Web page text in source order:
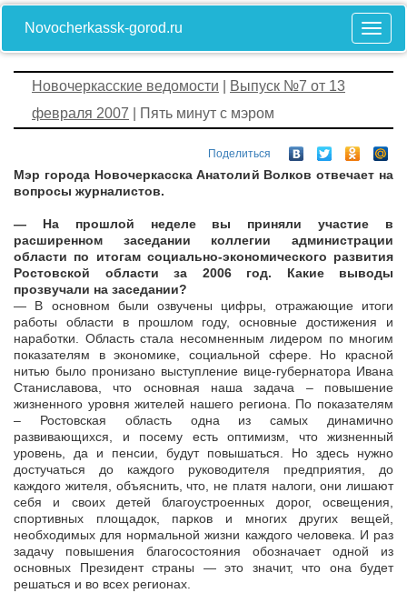
Novocherkassk-gorod.ru
Новочеркасские ведомости
Выпуск №7 от 13
февраля 2007 | Пять минут с мэром
Поделиться
Мэр города Новочеркасска Анатолий Волков отвечает на
вопросы журналистов.
— На прошлой неделе вы приняли участие в
расширенном заседании коллегии администрации
области по итогам социально-экономического развития
Ростовской области за 2006 год. Какие выводы
прозвучали на заседании?
— В основном были озвучены цифры, отражающие итоги
работы области в прошлом году, основные достижения и
наработки. Область стала несомненным лидером по многим
показателям в экономике, социальной сфере. Но красной
нитью было пронизано выступление вице-губернатора Ивана
Станиславова, что основная наша задача – повышение
жизненного уровня жителей нашего региона. По показателям
– Ростовская область одна из самых динамично
развивающихся, и посему есть оптимизм, что жизненный
уровень, да и пенсии, будут повышаться. Но здесь нужно
достучаться до каждого руководителя предприятия, до
каждого жителя, объяснить, что, не платя налоги, они лишают
себя и своих детей благоустроенных дорог, освещения,
спортивных площадок, парков и многих других вещей,
необходимых для нормальной жизни каждого человека. И раз
задачу повышения благосостояния обозначает одной из
основных Президент страны — это значит, что она будет
решаться и во всех регионах.